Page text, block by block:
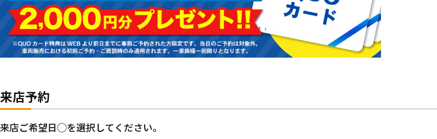
来店予約
来店ご希望日◯を選択してください。